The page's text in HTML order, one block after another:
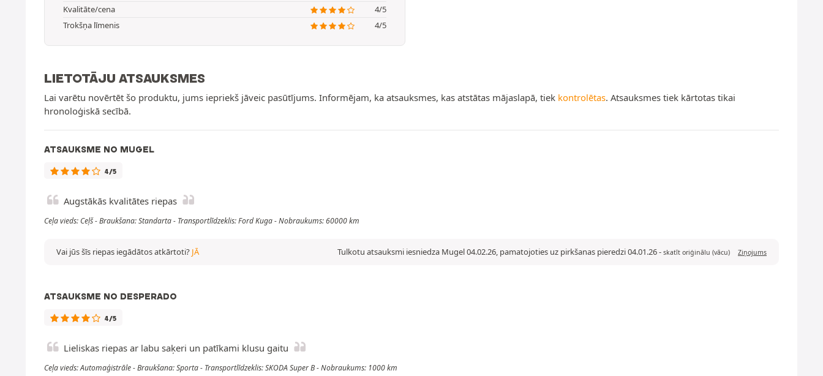
Kvalitāte/cena
4/5
Trokšņa līmenis
4/5
LIETOTĀJU ATSAUKSMES
Lai varētu novērtēt šo produktu, jums iepriekš jāveic pasūtījums. Informējam, ka atsauksmes, kas atstātas mājaslapā, tiek kontrolētas. Atsauksmes tiek kārtotas tikai
hronoloģiskā secībā.
ATSAUKSME NO MUGEL
4/5
Augstākās kvalitātes riepas
Ceļa vieds: Ceļš - Braukšana: Standarta - Transportlīdzeklis: Ford Kuga - Nobraukums: 60000 km
Tulkotu atsauksmi iesniedza Mugel 04.02.26, pamatojoties uz pirkšanas pieredzi 04.01.26- skatīt oriģinālu (vācu) Ziņojums
Vai jūs šīs riepas iegādātos atkārtoti? JĀ
ATSAUKSME NO DESPERADO
4/5
Lieliskas riepas ar labu saķeri un patīkami klusu gaitu
Ceļa vieds: Automaģistrāle - Braukšana: Sporta - Transportlīdzeklis: SKODA Super B - Nobraukums: 1000 km